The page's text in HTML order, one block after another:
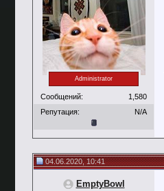
Administrator
Сообщений:
1,580
Репутация:
N/A
04.06.2020, 10:41
EmptyBowl